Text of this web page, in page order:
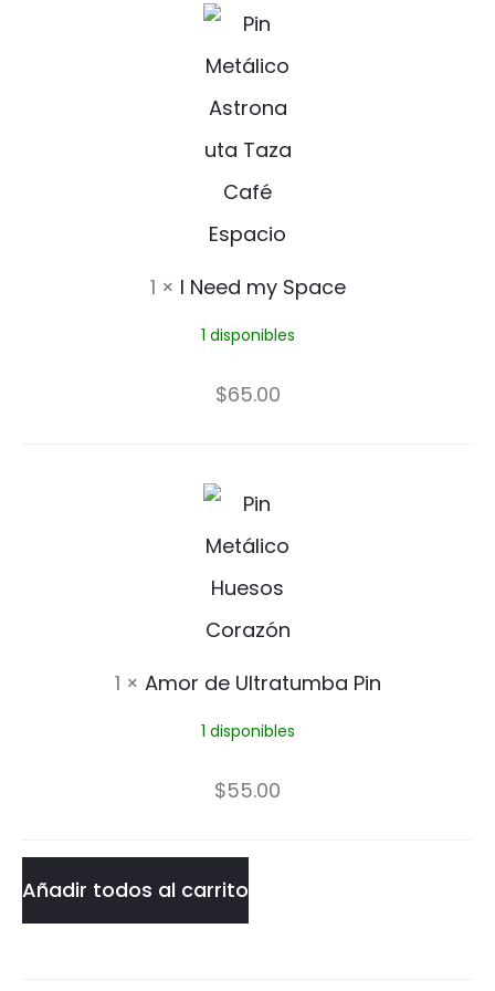
o
I
N
e
e
d
m
p
a
1 × I Need my Space
1 disponibles
$65.00
A
m
o
r
U
l
1 × Amor de Ultratumba Pin
1 disponibles
$55.00
Añadir todos al carrito